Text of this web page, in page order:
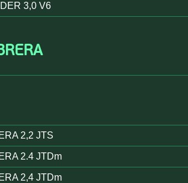
3,0 V6
2,2 JTS
2.4 JTDm
2,4 JTDm